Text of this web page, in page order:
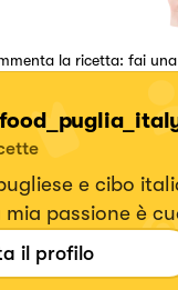
la ricetta: fai
e cibo
mia passione è
il profilo